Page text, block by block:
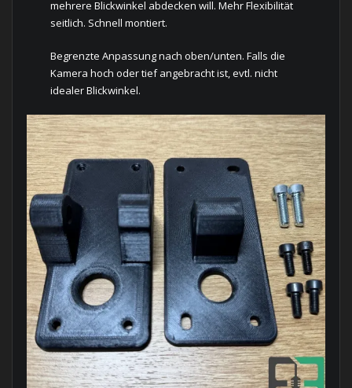
mehrere Blickwinkel abdecken will. Mehr Flexibilität
seitlich. Schnell montiert.
Begrenzte Anpassung nach oben/unten. Falls die
Kamera hoch oder tief angebracht ist, evtl. nicht
idealer Blickwinkel.